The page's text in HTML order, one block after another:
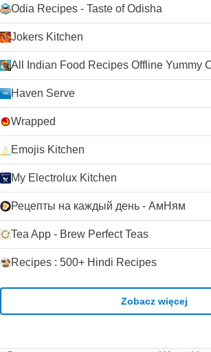
Odia Recipes - Taste of Odisha
Jokers Kitchen
All Indian Food Recipes Offline Yummy
Haven Serve
Wrapped
Emojis Kitchen
My Electrolux Kitchen
Рецепты на каждый день - АмНям
Tea App - Brew Perfect Teas
Recipes : 500+ Hindi Recipes
Zobacz więcej